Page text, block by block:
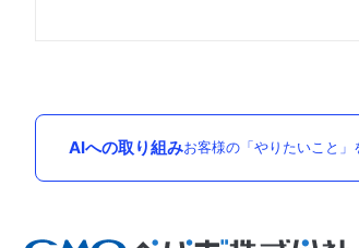
AIへの取り組みお客様の「やりたいこと」